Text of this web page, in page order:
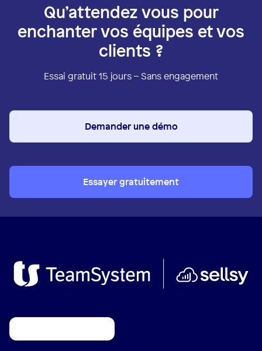
Qu’attendez vous pour
enchanter vos équipes et vos
clients ?
Essai gratuit 15 jours – Sans engagement
Demander une démo
Essayer gratuitement